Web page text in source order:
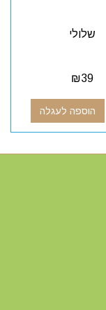
שלולי
₪39
הוספה לעגלה